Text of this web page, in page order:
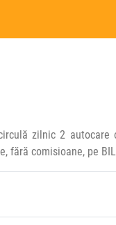
zilnic 2
fără comisioane, pe